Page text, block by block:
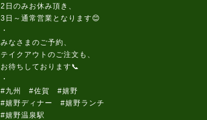
2日のみお休み頂き、
3日～通常営業となります😊
・
みなさまのご予約、
テイクアウトのご注文も、
お待ちしております📞
・
#九州 #佐賀 #嬉野
#嬉野ディナー #嬉野ランチ
#嬉野温泉駅